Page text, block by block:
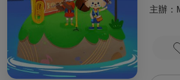
主辦：